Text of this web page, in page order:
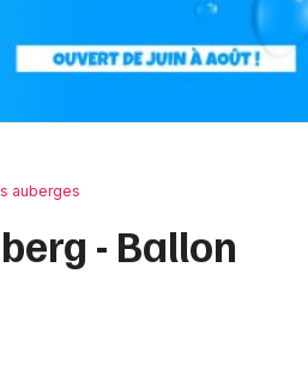
auberges
- Ballon
Quand ?